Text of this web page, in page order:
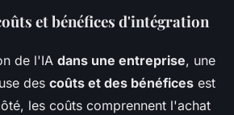
et bénéfices d'intégration
de l'IA dans une entreprise, une
des coûts et des bénéfices est
les coûts comprennent l'achat